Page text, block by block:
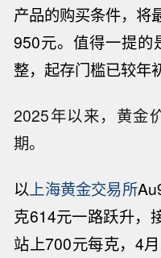
产品的购买条件，将
950元。值得一提的
整，起存门槛已较年
2025年以来，黄金
期。
以上海黄金交易所
克614元一路跃升，
站上700元每克，4